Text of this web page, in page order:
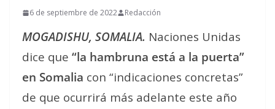
6 de septiembre de 2022 Redacción
MOGADISHU, SOMALIA. Naciones Unidas
dice que “la hambruna está a la puerta”
en Somalia con “indicaciones concretas”
de que ocurrirá más adelante este año